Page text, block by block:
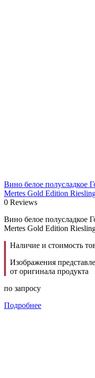
Вино белое полусладкое
Mertes Gold Edition
0 Reviews
Вино белое полусладкое
Mertes Gold Edition
Наличие и стоимость
Изображения
от оригинала продукта
по запросу
Подробнее